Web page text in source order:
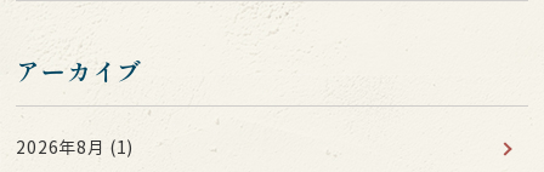
アーカイブ
2026年8月 (1)